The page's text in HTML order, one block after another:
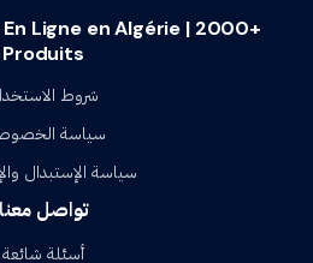
En Ligne en Algérie | 2000+
Produits
شروط
سياسة
سياسة الإستبدال
تواصل معنا
أسئلة شائعة